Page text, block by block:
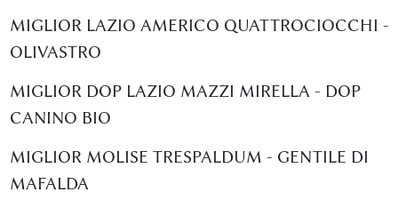
MIGLIOR LAZIO AMERICO QUATTROCIOCCHI -
OLIVASTRO
MIGLIOR DOP LAZIO MAZZI MIRELLA - DOP
CANINO BIO
MIGLIOR MOLISE TRESPALDUM - GENTILE DI
MAFALDA